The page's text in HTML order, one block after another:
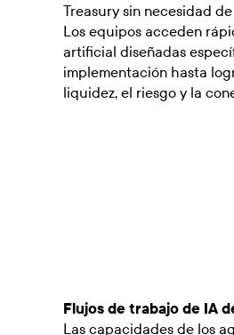
Treasury sin necesidad
Los equipos acceden
artificial diseñadas
implementación hasta
liquidez, el riesgo y la
Flujos de trabajo de IA
Las capacidades de los